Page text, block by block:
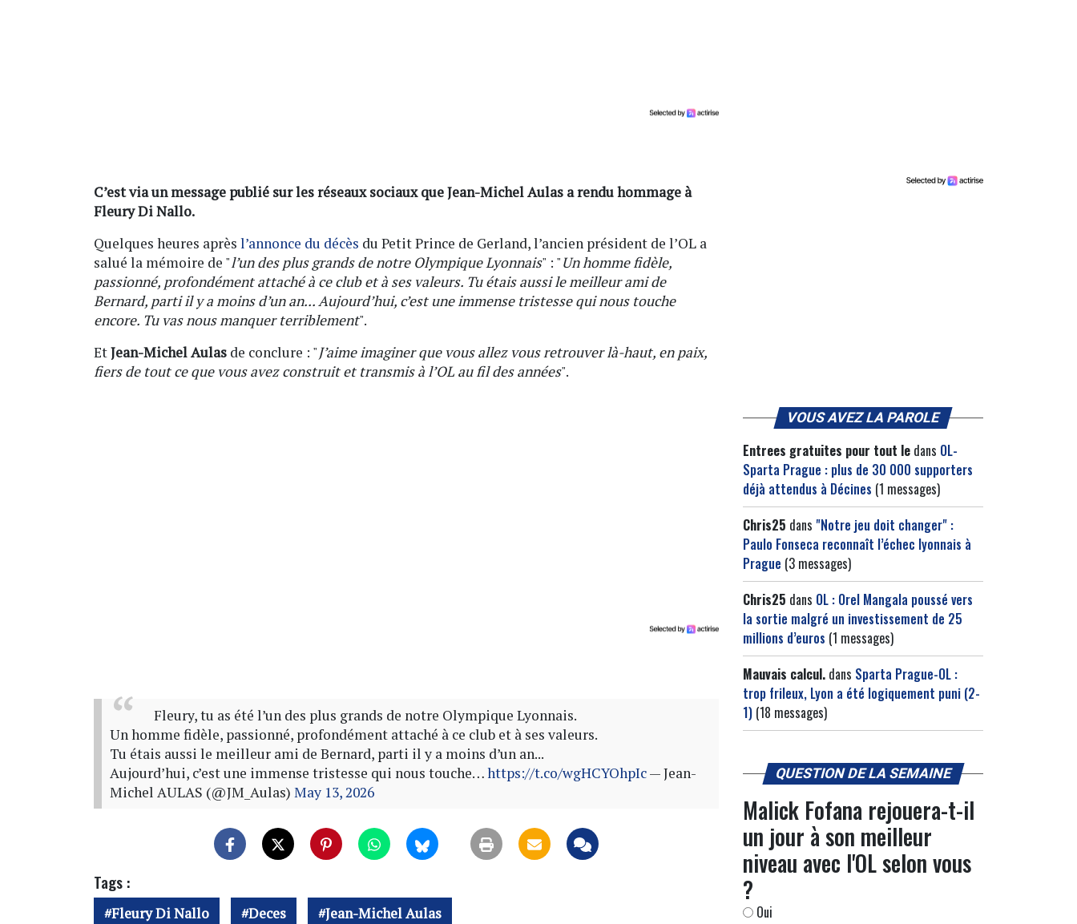
C’est via un message publié sur les réseaux sociaux que Jean-Michel Aulas a rendu hommage à
Fleury Di Nallo.
Quelques heures après l’annonce du décès du Petit Prince de Gerland, l’ancien président de l’OL a
salué la mémoire de "l’un des plus grands de notre Olympique Lyonnais" : "Un homme fidèle,
passionné, profondément attaché à ce club et à ses valeurs. Tu étais aussi le meilleur ami de
Bernard, parti il y a moins d’un an... Aujourd’hui, c’est une immense tristesse qui nous touche
encore. Tu vas nous manquer terriblement".
EtJean-Michel Aulas de conclure : "J’aime imaginer que vous allez vous retrouver là-haut, en paix,
fiers de tout ce que vous avez construit et transmis à l’OL au fil des années".
Fleury, tu as été l’un des plus grands de notre Olympique Lyonnais.
Un homme fidèle, passionné, profondément attaché à ce club et à ses valeurs.
Tu étais aussi le meilleur ami de Bernard, parti il y a moins d’un an...
Aujourd’hui, c’est une immense tristesse qui nous touche…https://t.co/wgHCYOhpIc— Jean-
Michel AULAS (@JM_Aulas) May 13, 2026
Tags :
Fleury Di Nallo Deces Jean-Michel Aulas
VOUS AVEZ LA PAROLE
Entrees gratuites pour tout le dans OL-
Sparta Prague : plus de 30 000 supporters
déjà attendus à Décines (1 messages)
Chris25 dans "Notre jeu doit changer" :
Paulo Fonseca reconnaît l’échec lyonnais à
Prague (3 messages)
Chris25 dans OL : Orel Mangala poussé vers
la sortie malgré un investissement de 25
millions d’euros (1 messages)
Mauvais calcul. dans Sparta Prague-OL :
trop frileux, Lyon a été logiquement puni (2-
1) (18 messages)
QUESTION DE LA SEMAINE
Malick Fofana rejouera-t-il
un jour à son meilleur
niveau avec l'OL selon vous
?
Oui